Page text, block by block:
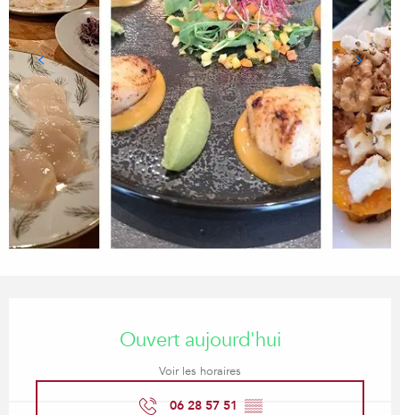
Ouvert aujourd'hui
Voir les horaires
06 28 57 51 ▒▒